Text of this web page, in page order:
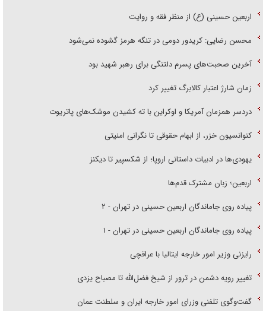
اربعین حسینی (ع) از منظر فقه و روایت
محسن رضایی: کریدور دومی در تنگه هرمز گشوده نمی‌شود
آخرین صحبت‌های پسرم دلتنگی برای رهبر شهید بود
زمان شارژ اعتبار کالابرگ تغییر کرد
دردسر همزمان آمریکا و اوکراین با ته کشیدن موشک‌های پاتریوت
کنوانسیون خزر، از ابهام حقوقی تا نگرانی امنیتی
یهودی‌ها در ادبیات داستانی اروپا؛ از شکسپیر تا دیکنز
اربعین؛ زبان مشترک قدم‌ها
پیاده روی جاماندگان اربعین حسینی در تهران - ۲
پیاده روی جاماندگان اربعین حسینی در تهران - ۱
رایزنی وزیر امور خارجه ایتالیا با عراقچی
تغییر رویه دشمن در ترور از شیخ فضل‌الله تا مصباح یزدی
گفت‌وگوی تلفنی وزرای امور خارجه ایران و سلطنت عمان